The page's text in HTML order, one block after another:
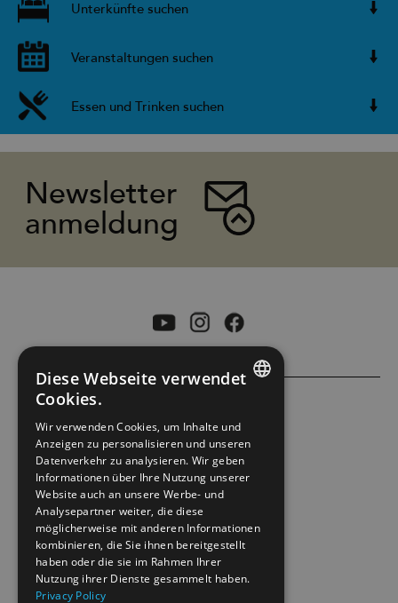
Unterkünfte suchen
Veranstaltungen suchen
Essen und Trinken suchen
Newsletter
anmeldung
ACCESSIBILITY STATEMENT
PRIVACY POLICY & COOKIES
SITE MAP
EXTRANETT
NORWEGIAN
GERMAN
Diese Webseite verwendet
Cookies.
Wir verwenden Cookies, um Inhalte und
Anzeigen zu personalisieren und unseren
Datenverkehr zu analysieren. Wir geben
Informationen über Ihre Nutzung unserer
Website auch an unsere Werbe- und
Analysepartner weiter, die diese
möglicherweise mit anderen Informationen
kombinieren, die Sie ihnen bereitgestellt
haben oder die sie im Rahmen Ihrer
Nutzung ihrer Dienste gesammelt haben.
Privacy Policy